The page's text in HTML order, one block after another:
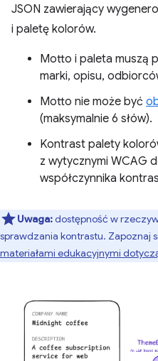
JSON zawierający
i paletę kolorów.
Motto i paleta muszą
marki, opisu,
Motto nie może być
(maksymalnie 6 słów).
Kontrast palety
z wytycznymi WCAG
współczynnika
Uwaga:dostępność w
sprawdzania kontrastu. Zapoznaj
materiałami edukacyjnymi